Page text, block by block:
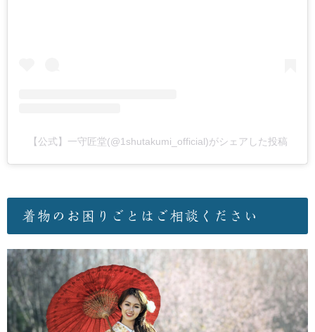
【公式】一守匠堂(@1shutakumi_official)がシェアした投稿
着物のお困りごとはご相談ください